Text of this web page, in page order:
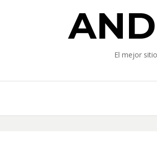
El mejor